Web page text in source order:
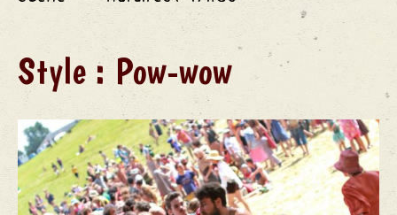
Style : Pow-wow